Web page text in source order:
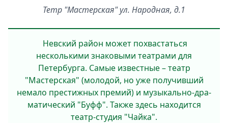
Тетр "Мастерская" ул. Народная, д.1
Невский район может похвастаться
несколькими знаковыми театрами для
Петербурга. Самые известные – театр
"Мастерская" (молодой, но уже получивший
немало престиж­ных премий) и музыкально-дра­
матический "Буфф". Также здесь находится
театр-студия "Чайка".